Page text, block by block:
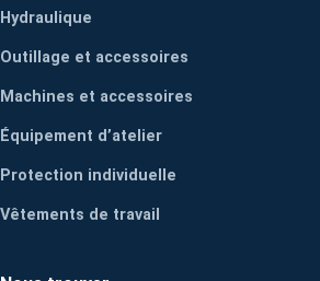
Hydraulique
Outillage et accessoires
Machines et accessoires
Équipement d’atelier
Protection individuelle
Vêtements de travail